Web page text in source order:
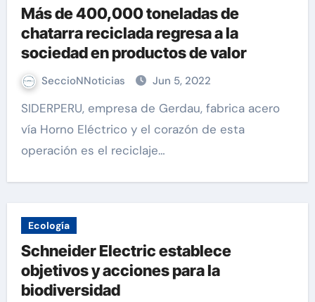
Más de 400,000 toneladas de
chatarra reciclada regresa a la
sociedad en productos de valor
SeccioNNoticias Jun 5, 2022
SIDERPERU, empresa de Gerdau, fabrica acero
vía Horno Eléctrico y el corazón de esta
operación es el reciclaje…
Ecología
Schneider Electric establece
objetivos y acciones para la
biodiversidad